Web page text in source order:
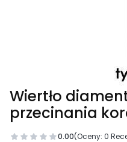
Wiertło
przecinania
0.00(Oceny: 0